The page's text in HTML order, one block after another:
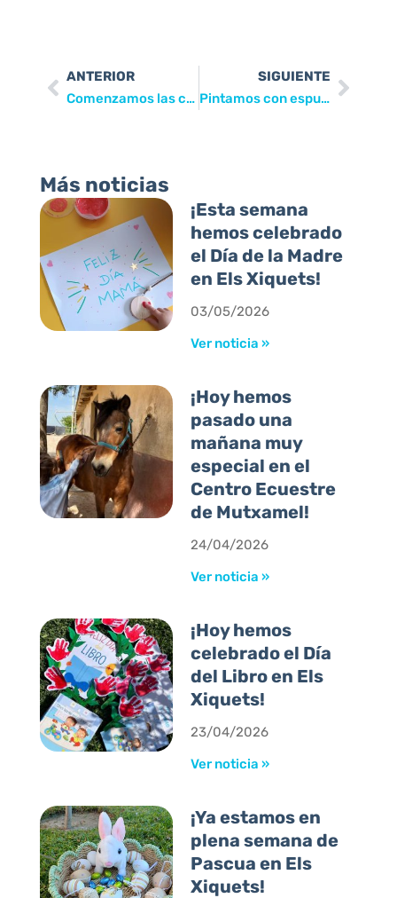
ANTERIOR
Comenzamos las clases de inglés con el Liceo “Pierre Deschamps”
SIGUIENTE
Pintamos con espuma y en color rojo
Más noticias
¡Esta semana
hemos celebrado
el Día de la Madre
en Els Xiquets!
03/05/2026
Ver noticia »
¡Hoy hemos
pasado una
mañana muy
especial en el
Centro Ecuestre
de Mutxamel!
24/04/2026
Ver noticia »
¡Hoy hemos
celebrado el Día
del Libro en Els
Xiquets!
23/04/2026
Ver noticia »
¡Ya estamos en
plena semana de
Pascua en Els
Xiquets!